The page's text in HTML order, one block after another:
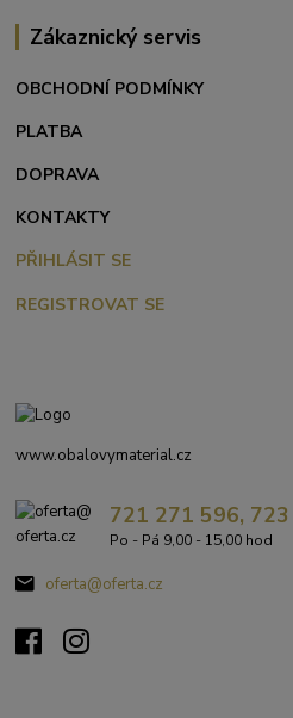
Zákaznický servis
OBCHODNÍ PODMÍNKY
PLATBA
DOPRAVA
KONTAKTY
PŘIHLÁSIT SE
REGISTROVAT SE
www.obalovymaterial.cz
721 271 596,
Po - Pá 9,00 - 15,00 hod
oferta@oferta.cz